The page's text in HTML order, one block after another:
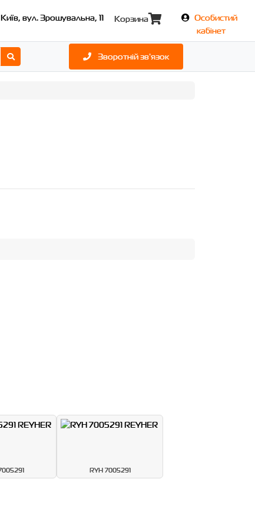
вул. Зрошувальна, 11 Корзина
Особистий
кабінет
Зворотній зв'язок
RYH 7005291